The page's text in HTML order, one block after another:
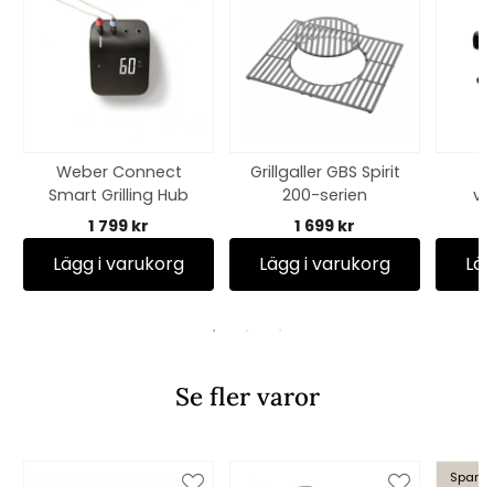
Weber Connect
Smart Grilling Hub
1 799 kr
Lägg i varukorg
Grillgaller GBS Spirit
200-serien
1 699 kr
Lägg i varukorg
Se fler varor
Spara